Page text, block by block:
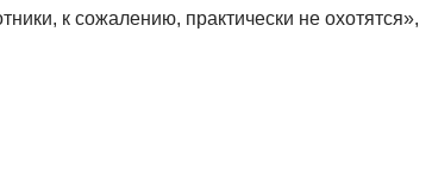
к сожалению, практически не охотятся»,